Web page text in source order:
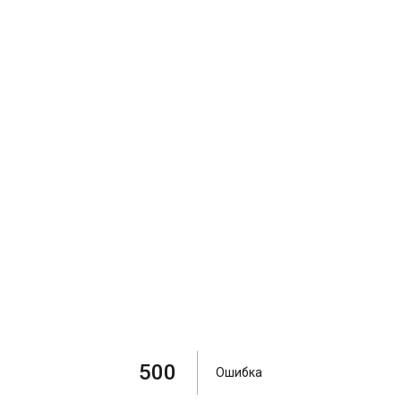
500 Ошибка